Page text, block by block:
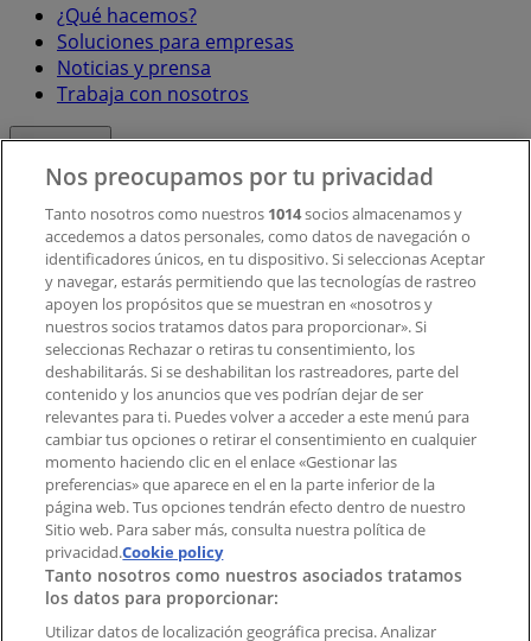
¿Qué hacemos?
Soluciones para empresas
Noticias y prensa
Trabaja con nosotros
Contacto comercial y de marketing
Tienda mal colocada en el mapa
Notificar un folleto
¿Encontraste un problema en la web o en la
aplicación?
Índices
Marcas
Marcas locales
Negocios
Negocios cercanos
Productos
Productos locales
Nos preocupamos por tu privacidad
Tanto nosotros como nuestros 1014socios almacenamos y
accedemos a datos personales, como datos de navegación o
identificadores únicos, en tu dispositivo. Si seleccionas Aceptar
y navegar, estarás permitiendo que las tecnologías de rastreo
apoyen los propósitos que se muestran en «nosotros y
nuestros socios tratamos datos para proporcionar». Si
seleccionas Rechazar o retiras tu consentimiento, los
deshabilitarás. Si se deshabilitan los rastreadores, parte del
contenido y los anuncios que ves podrían dejar de ser
relevantes para ti. Puedes volver a acceder a este menú para
cambiar tus opciones o retirar el consentimiento en cualquier
momento haciendo clic en el enlace «Gestionar las
preferencias» que aparece en el en la parte inferior de la
página web. Tus opciones tendrán efecto dentro de nuestro
Sitio web. Para saber más, consulta nuestra política de
privacidad.Cookie policy
Tanto nosotros como nuestros asociados tratamos
los datos para proporcionar:
Utilizar datos de localización geográfica precisa. Analizar